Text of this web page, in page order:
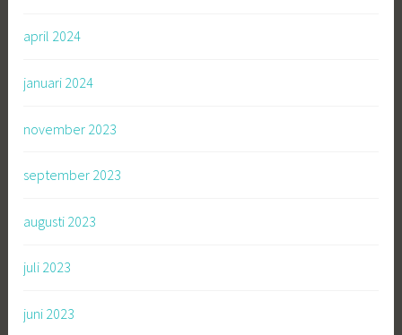
april 2024
januari 2024
november 2023
september 2023
augusti 2023
juli 2023
juni 2023